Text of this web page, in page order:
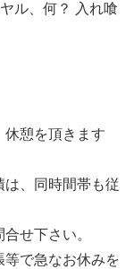
ル、何？ 入れ喰
憩を頂きます
、同時間帯も従
合せ下さい。
等で急なお休みを